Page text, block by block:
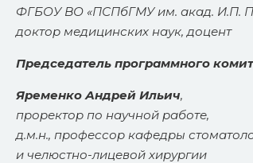
ФГБОУ ВО «ПСПбГМУ им. акад. И.П.
доктор медицинских наук, доцент
Председатель программного
Яременко Андрей Ильич,
проректор по научной работе,
д.м.н., профессор кафедры
и челюстно-лицевой хирургии